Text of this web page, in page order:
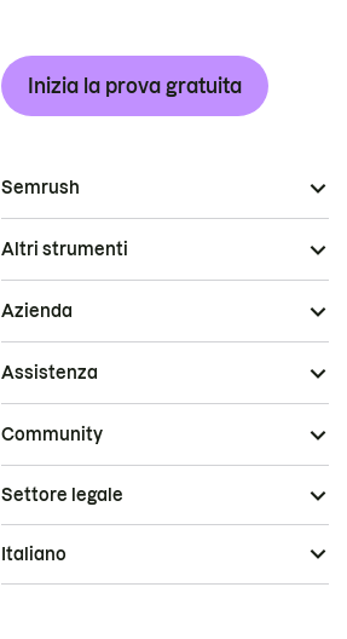
Inizia la prova gratuita
Semrush
Altri strumenti
Azienda
Assistenza
Community
Settore legale
Italiano